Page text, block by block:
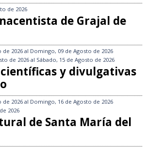
de 2026
de Grajal de
de 2026 al Domingo, 09 de Agosto de 2026
de 2026 al Sábado, 15 de Agosto de 2026
y divulgativas
de 2026 al Domingo, 16 de Agosto de 2026
2026
de Santa María del